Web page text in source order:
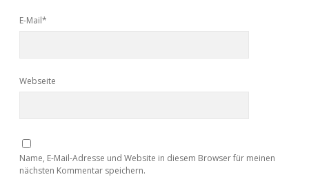
E-Mail*
Webseite
Name, E-Mail-Adresse und Website in diesem Browser für meinen
nächsten Kommentar speichern.